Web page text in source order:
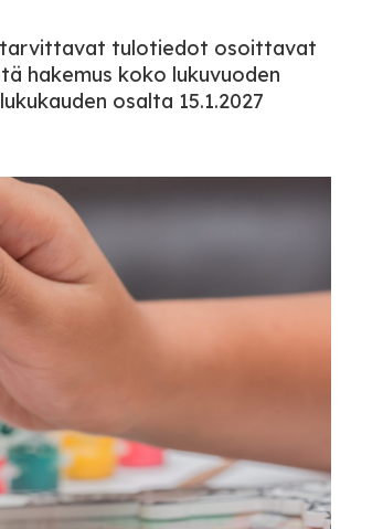
tarvittavat tulotiedot osoittavat
hakemus koko lukuvuoden
osalta 15.1.2027